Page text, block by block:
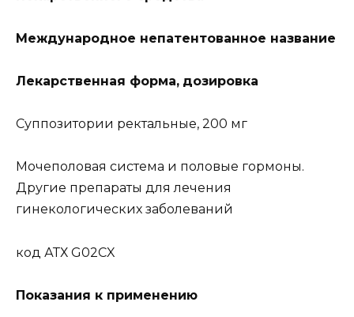
Международное непатентованное название
Лекарственная форма, дозировка
Суппозитории ректальные, 200 мг
Мочеполовая система и половые гормоны.
Другие препараты для лечения
гинекологических заболеваний
код АТХ G02CX
Показания к применению